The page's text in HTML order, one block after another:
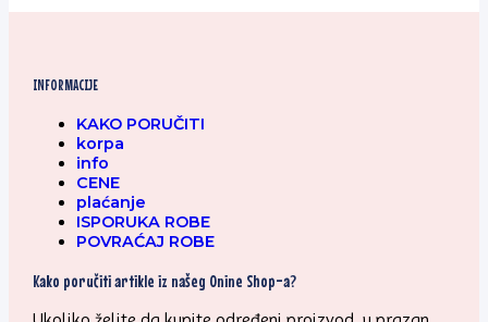
INFORMACIJE
KAKO PORUČITI
korpa
info
CENE
plaćanje
ISPORUKA ROBE
POVRAĆAJ ROBE
Kako poručiti artikle iz našeg Onine Shop-a?